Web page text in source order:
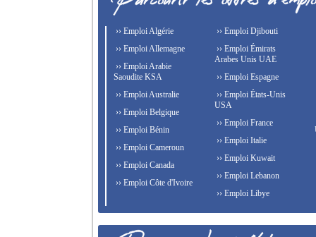
›› Emploi Algérie
›› Emploi Allemagne
›› Emploi Arabie
Saoudite KSA
›› Emploi Australie
›› Emploi Belgique
›› Emploi Bénin
›› Emploi Cameroun
›› Emploi Canada
›› Emploi Côte d'Ivoire
›› Emploi Djibouti
›› Emploi Émirats
Arabes Unis UAE
›› Emploi Espagne
›› Emploi États-Unis
USA
›› Emploi France
›› Emploi Italie
›› Emploi Kuwait
›› Emploi Lebanon
›› Emploi Libye